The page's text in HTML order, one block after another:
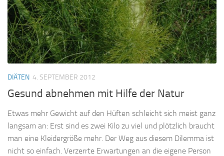
DIÄTEN 4. SEPTEMBER 2012
Gesund abnehmen mit Hilfe der Natur
Etwas mehr Gewicht auf den Hüften schleicht sich meist ganz
langsam an: Erst sind es zwei Kilo zu viel und plötzlich braucht
man eine Kleidergröße mehr. Der Weg aus diesem Dilemma ist
nicht so einfach. Verzerrte Erwartungen an die eigene Person